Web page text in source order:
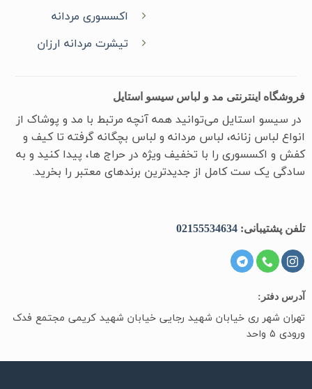
اکسسوری مردانه
تیشرت مردانه ارزان
فروشگاه اینترنتی مد و لباس سیسو استایل
در سیسو ‌استایل می‌توانید همه آنچه مرتبط با مد و پوشاک از
انواع لباس زنانه، لباس مردانه و لباس بچگانه گرفته تا کیف و
کفش و اکسسوری را با تخفیف ویژه در حراج ها، پیدا کنید و به
سادگی یک ست کامل از جدیدترین‌ برندهای معتبر را بخرید.
تلفن پشتیبانی:02155534634
آدرس دفتر:
تهران شهر ری خیابان شهید رجایی خیابان شهید کریمی مجتمع فدک
ورودی ۵ واحد